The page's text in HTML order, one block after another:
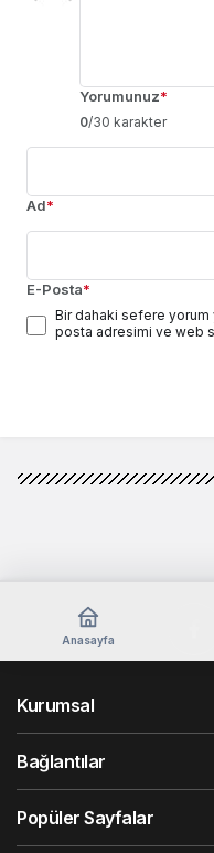
Yorumunuz*
0/30 karakter
Ad*
E-Posta*
Bir dahaki sefere yorum
posta adresimi ve web
Anasayfa
Kurumsal
Bağlantılar
Popüler Sayfalar